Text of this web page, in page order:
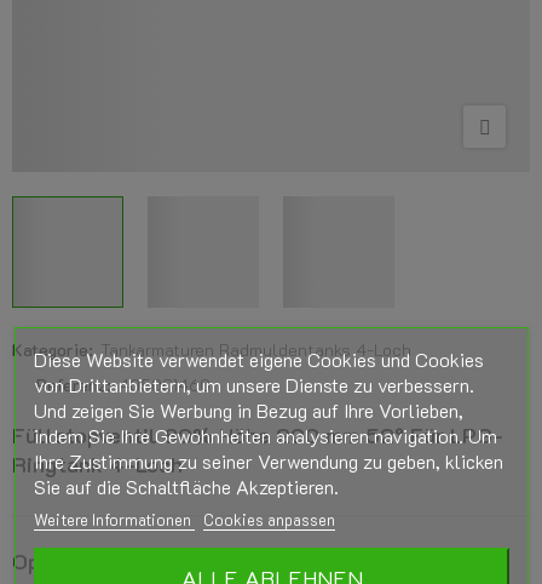
Kategorie: Tankarmaturen Radmuldentanks 4-Loch
Referenz: 405001460
Füllstopventil 80% Höhe 200 mm 52° Für LPG-
Ringtank 4-Loch
Optionale Produkte
Diese Website verwendet eigene Cookies und Cookies
von Drittanbietern, um unsere Dienste zu verbessern.
Und zeigen Sie Werbung in Bezug auf Ihre Vorlieben,
indem Sie Ihre Gewohnheiten analysieren navigation. Um
Ihre Zustimmung zu seiner Verwendung zu geben, klicken
Sie auf die Schaltfläche Akzeptieren.
Weitere Informationen Cookies anpassen
ALLE ABLEHNEN